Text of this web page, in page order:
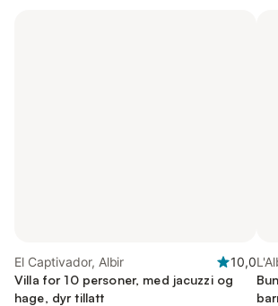
El Captivador, Albir
10,0
Villa for 10 personer, med jacuzzi og
hage, dyr tillatt